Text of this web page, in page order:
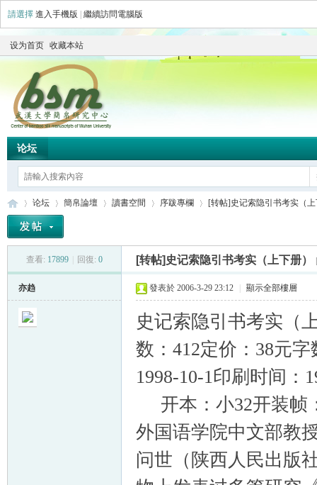
請選擇 進入手機版 繼續訪問電腦版
设为首页 收藏本站
论坛
论坛
›
簡帛論壇
›
讀書空間
›
序跋專欄
›
[转帖]史记索隐引书考实（
查看: 17899 回復: 0 [转帖]史记索隐引书考实（上下册）
亦趋 發表於 2006-3-29 23:12 顯示全部樓層
史记索隐引书考实（
数：412定价：38元
1998-10-1印刷时间
开本：小32开装帧
外国语学院中文部教
问世（陕西人民出版